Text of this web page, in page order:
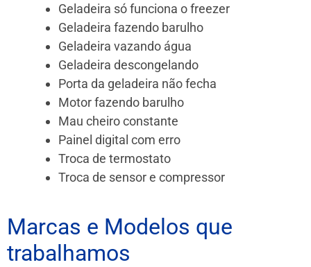
Geladeira só funciona o freezer
Geladeira fazendo barulho
Geladeira vazando água
Geladeira descongelando
Porta da geladeira não fecha
Motor fazendo barulho
Mau cheiro constante
Painel digital com erro
Troca de termostato
Troca de sensor e compressor
Marcas e Modelos que
trabalhamos